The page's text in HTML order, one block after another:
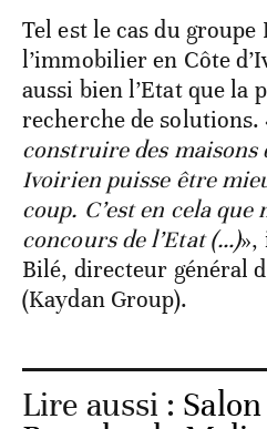
Tel est le cas du
l’immobilier en Côte
aussi bien l’Etat que la
recherche de solutions.
construire des maisons
Ivoirien puisse être
coup. C’est en cela
concours de l’Etat (…)»,
Bilé, directeur général
(Kaydan Group).
Lire aussi :